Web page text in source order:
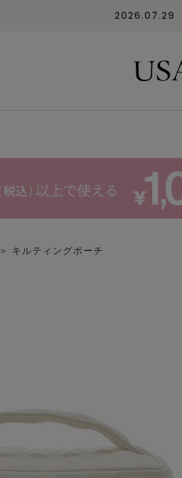
2026.07.29
＞ キルティングポーチ